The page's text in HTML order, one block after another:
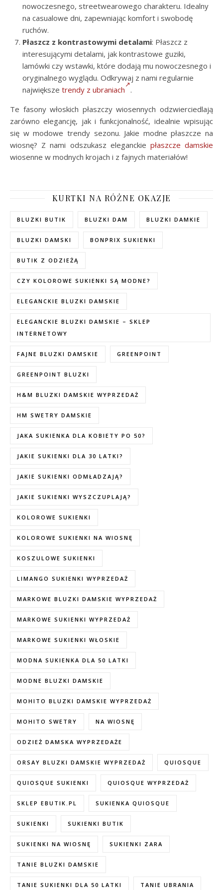
nowoczesnego, streetwearowego charakteru. Idealny
na casualowe dni, zapewniając komfort i swobodę
ruchów.
Płaszcz z kontrastowymi detalami: Płaszcz z
interesującymi detalami, jak kontrastowe guziki,
lamówki czy wstawki, które dodają mu nowoczesnego i
oryginalnego wyglądu. Odkrywaj z nami regularnie
największe trendy z ubraniach .
Te fasony włoskich płaszczy wiosennych odzwierciedlają
zarówno elegancję, jak i funkcjonalność, idealnie wpisując
się w modowe trendy sezonu. Jakie modne płaszcze na
wiosnę? Z nami odszukasz eleganckie płaszcze damskie
wiosenne w modnych krojach i z fajnych materiałów!
KURTKI NA RÓŻNE OKAZJE
BLUZKI BUTIK BLUZKI DAM BLUZKI DAMKIE
BLUZKI DAMSKI BONPRIX SUKIENKI
BUTIK Z ODZIEŻĄ
CZY KOLOROWE SUKIENKI SĄ MODNE?
ELEGANCKIE BLUZKI DAMSKIE
ELEGANCKIE BLUZKI DAMSKIE – SKLEP
INTERNETOWY
FAJNE BLUZKI DAMSKIE GREENPOINT
GREENPOINT BLUZKI
H&M BLUZKI DAMSKIE WYPRZEDAŻ
HM SWETRY DAMSKIE
JAKA SUKIENKA DLA KOBIETY PO 50?
JAKIE SUKIENKI DLA 30 LATKI?
JAKIE SUKIENKI ODMŁADZAJĄ?
JAKIE SUKIENKI WYSZCZUPLAJĄ?
KOLOROWE SUKIENKI
KOLOROWE SUKIENKI NA WIOSNĘ
KOSZULOWE SUKIENKI
LIMANGO SUKIENKI WYPRZEDAŻ
MARKOWE BLUZKI DAMSKIE WYPRZEDAŻ
MARKOWE SUKIENKI WYPRZEDAŻ
MARKOWE SUKIENKI WŁOSKIE
MODNA SUKIENKA DLA 50 LATKI
MODNE BLUZKI DAMSKIE
MOHITO BLUZKI DAMSKIE WYPRZEDAŻ
MOHITO SWETRY NA WIOSNĘ
ODZIEŻ DAMSKA WYPRZEDAŻE
ORSAY BLUZKI DAMSKIE WYPRZEDAŻ QUIOSQUE
QUIOSQUE SUKIENKI QUIOSQUE WYPRZEDAŻ
SKLEP EBUTIK.PL SUKIENKA QUIOSQUE
SUKIENKI SUKIENKI BUTIK
SUKIENKI NA WIOSNĘ SUKIENKI ZARA
TANIE BLUZKI DAMSKIE
TANIE SUKIENKI DLA 50 LATKI TANIE UBRANIA